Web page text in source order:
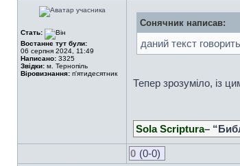
Стать:
Востаннє тут були:
06 серпня 2024, 11:49
Написано: 3325
Звідки: м. Тернопіль
Віровизнання: п'ятидесятник
Сонячник написав:
даний текст
Тепер зрозуміло, із
Sola Scriptura–
0 (0-0)